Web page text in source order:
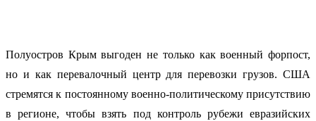
Полуостров Крым выгоден не только как военный форпост,
но и как перевалочный центр для перевозки грузов. США
стремятся к постоянному военно-политическому присутствию
в регионе, чтобы взять под контроль рубежи евразийских